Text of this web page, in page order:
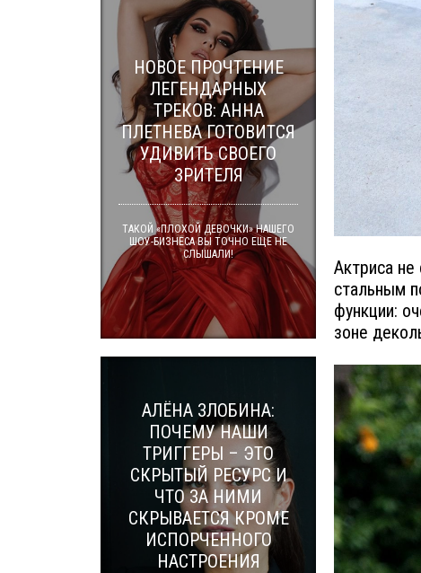
Актриса не
стальным
функции:
зоне
НОВОЕ ПРОЧТЕНИЕ
ЛЕГЕНДАРНЫХ
ТРЕКОВ: АННА
ПЛЕТНЕВА ГОТОВИТСЯ
УДИВИТЬ СВОЕГО
ЗРИТЕЛЯ
ТАКОЙ «ПЛОХОЙ ДЕВОЧКИ» НАШЕГО
ШОУ-БИЗНЕСА ВЫ ТОЧНО ЕЩЕ НЕ
СЛЫШАЛИ!
АЛЁНА ЗЛОБИНА:
ПОЧЕМУ НАШИ
ТРИГГЕРЫ – ЭТО
СКРЫТЫЙ РЕСУРС И
ЧТО ЗА НИМИ
СКРЫВАЕТСЯ КРОМЕ
ИСПОРЧЕННОГО
НАСТРОЕНИЯ